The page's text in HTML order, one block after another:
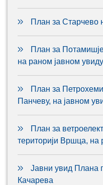
План за Старчево
План за
на раном јавном увиду
План за
Панчеву, на јавном
План за
територији Вршца, на
Јавни увид Плана
Качарева